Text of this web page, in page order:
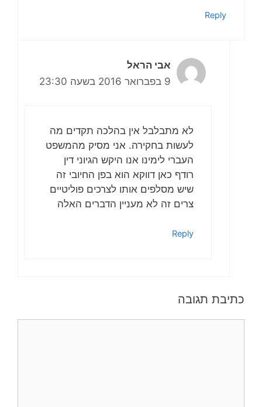
Reply
אבי הראל
9 בפברואר 2016 בשעה 23:30
לא מתבלבל אין בהלכה תקדים מה
לעשות בחקירה. אני מסיק מהמשפט
העברי לימינו אנו היקש הגיוני דין
רודף כאן דווקא הוא בפן החיובי זה
שיש מסלפים אותו לצרכים פוליטיים
צרים זה לא מעניין הדברים האלה
Reply
כתיבת תגובה